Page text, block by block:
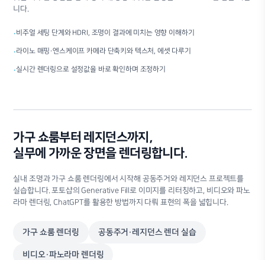
니다.
·비주얼 세팅 단계와 HDRI, 조명이 결과에 미치는 영향 이해하기
·라이노 매핑·엔스케이프 카메라 단축키와 텍스처, 에셋 다루기
·실시간 렌더링으로 설정값을 바로 확인하며 조정하기
가구 쇼룸부터 레지던스까지,
실무에 가까운 장면을 렌더링합니다.
실내 조명과 가구 쇼룸 렌더링에서 시작해 공동주거와 레지던스 프로젝트를
실습합니다. 포토샵의 Generative Fill로 이미지를 리터칭하고, 비디오와 파노
라마 렌더링, ChatGPT를 활용한 방법까지 다뤄 표현의 폭을 넓힙니다.
가구 쇼룸 렌더링 공동주거·레지던스 렌더 실습
비디오·파노라마 렌더링